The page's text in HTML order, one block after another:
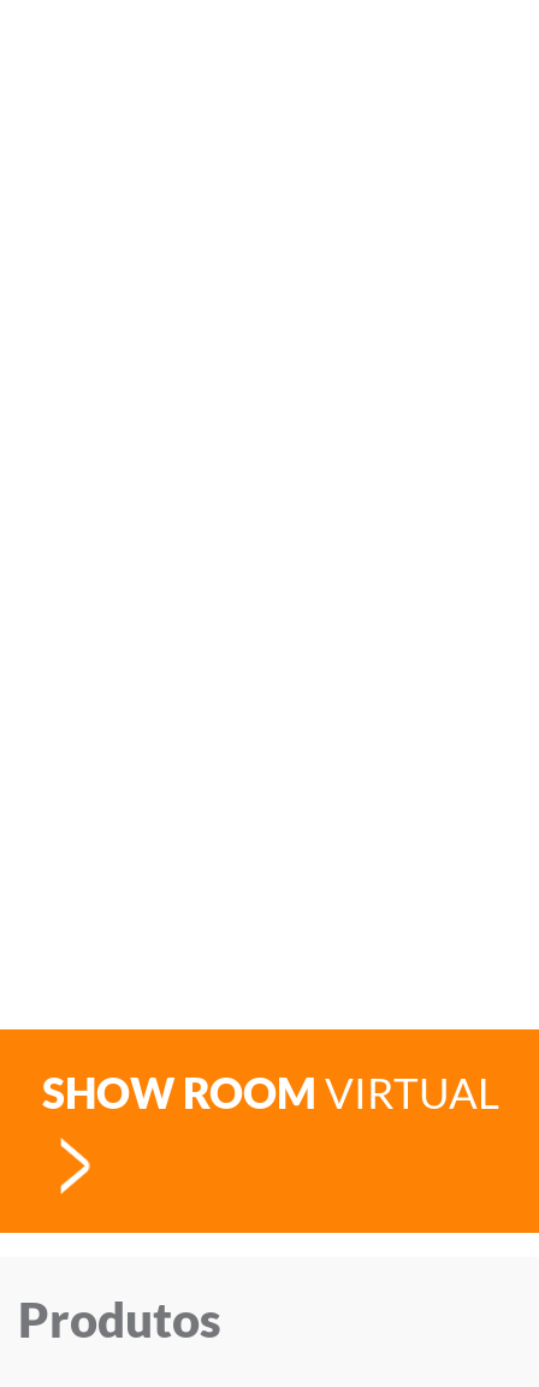
SHOW ROOM VIRTUAL
Produtos